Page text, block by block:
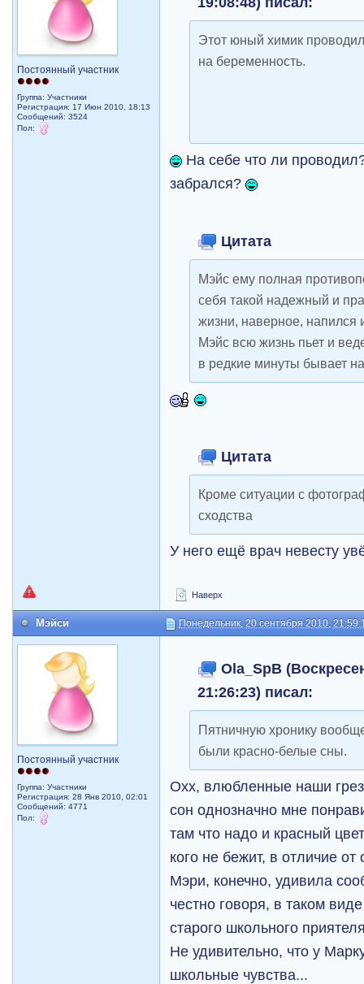
Постоянный участник
Группа: Участники
Регистрация: 17 Июн 2010, 18:13
Сообщений: 3524
Пол:
Этот юный химик
на беременность.
На себе что ли
забрался?
Цитата
Mэйс ему полная
себя такой надежный и
жизни, наверное, напился
Mэйс всю жизнь пьет и
в редкие минуты бывает
Цитата
Кроме ситуации с
сходства
У него ещё врач невесту
Наверх
Мэйси Понедельник, 20 сентября 2010,
Постоянный участник
Группа: Участники
Регистрация: 28 Янв 2010, 02:01
Сообщений: 4771
Пол:
Ola_SpB
21:26:23) писал:
Пятничную хронику
были красно-белые сны.
Охх, влюбленные наши
сон однозначно мне
там что надо и красный
кого не бежит, в отличие от
Mэри, конечно, удивила
честно говоря, в таком
старого школьного
Не удивительно, что у
школьные чувства...